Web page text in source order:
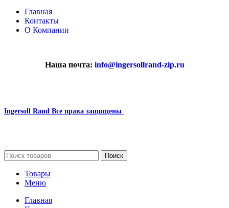
Главная
Контакты
О Компании
Наша почта: info@ingersollrand-zip.ru
Ingersoll Rand Все права защищены
Поиск
Товары
Меню
Главная